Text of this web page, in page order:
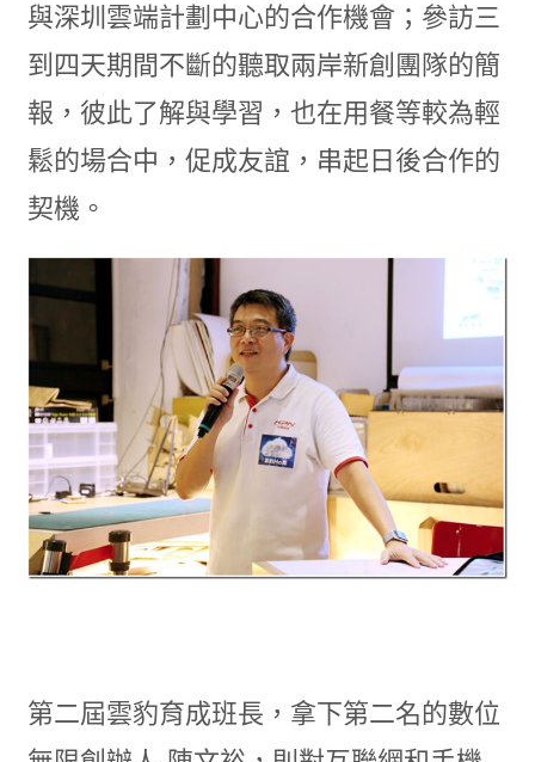
與深圳雲端計劃中心的合作機會；參訪三
到四天期間不斷的聽取兩岸新創團隊的簡
報，彼此了解與學習，也在用餐等較為輕
鬆的場合中，促成友誼，串起日後合作的
契機。
第二屆雲豹育成班長，拿下第二名的數位